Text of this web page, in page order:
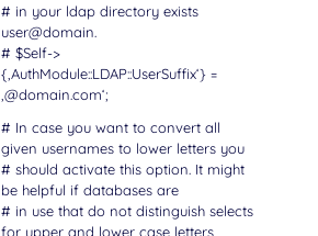
# in your ldap directory exists
user@domain.
# $Self->
{‚AuthModule::LDAP::UserSuffix‘} =
‚@domain.com‘;
# In case you want to convert all
given usernames to lower letters you
# should activate this option. It might
be helpful if databases are
# in use that do not distinguish selects
for upper and lower case letters